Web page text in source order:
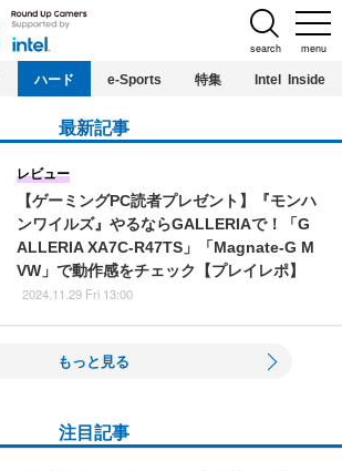
menu
search
ハード e-Sports 特集 Intel Inside
最新記事
【ゲーミングPC読者プレゼント】『モンハ
ンワイルズ』やるならGALLERIAで！「G
ALLERIA XA7C-R47TS」「Magnate-G M
VW」で動作感をチェック【プレイレポ】
レビュー
2024.11.29 Fri 13:00
もっと見る
注目記事